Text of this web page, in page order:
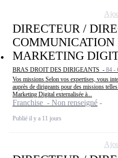
DIRECTEUR /
COMMUNICATION
MARKETING
BRAS DROIT DES DIRIGEANTS - 84 -
Vos missions Selon vos expertises, vous
auprès de dirigeants pour des missions
Marketing Digital externalisée à...
Franchise - Non renseigné
Publié il y a 11 jours